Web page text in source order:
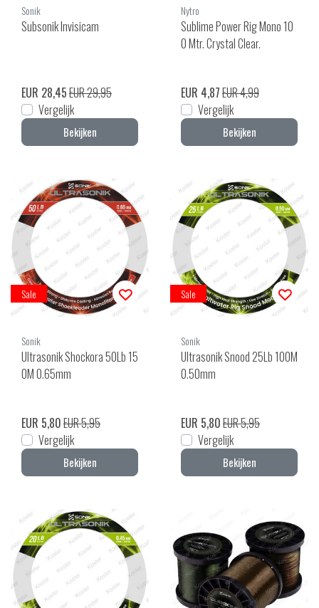
Sonik
Subsonik Invisicam
EUR 28,45EUR 29,95
Vergelijk
Bekijken
Nytro
Sublime Power Rig Mono 10
0 Mtr. Crystal Clear.
EUR 4,87EUR 4,99
Vergelijk
Bekijken
Sale
Sonik
Ultrasonik Shockora 50Lb 15
0M 0.65mm
EUR 5,80EUR 5,95
Vergelijk
Bekijken
Sale
Sonik
Ultrasonik Snood 25Lb 100M
0.50mm
EUR 5,80EUR 5,95
Vergelijk
Bekijken